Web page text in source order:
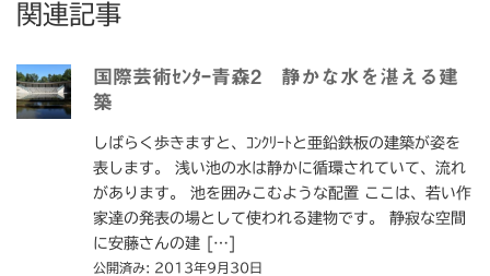
関連記事
国際芸術ｾﾝﾀｰ青森2 静かな水を湛える建
築
しばらく歩きますと、ｺﾝｸﾘｰﾄと亜鉛鉄板の建築が姿を
表します。 浅い池の水は静かに循環されていて、流れ
があります。 池を囲みこむような配置 ここは、若い作
家達の発表の場として使われる建物です。 静寂な空間
に安藤さんの建 […]
公開済み: 2013年9月30日